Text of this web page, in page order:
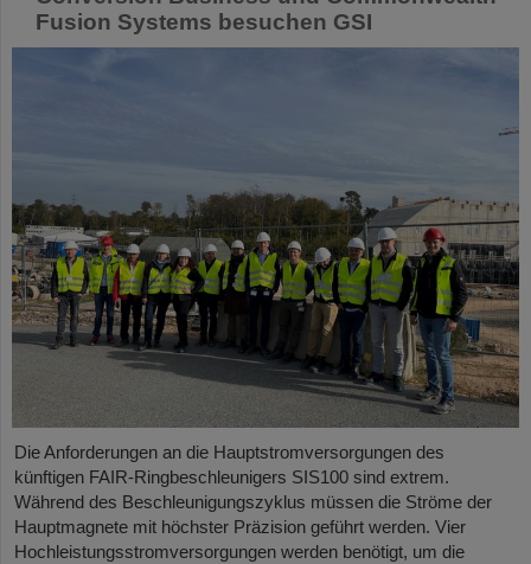
Fusion Systems besuchen GSI
Die Anforderungen an die Hauptstromversorgungen des
künftigen FAIR-Ringbeschleunigers SIS100 sind extrem.
Während des Beschleunigungszyklus müssen die Ströme der
Hauptmagnete mit höchster Präzision geführt werden. Vier
Hochleistungsstromversorgungen werden benötigt, um die